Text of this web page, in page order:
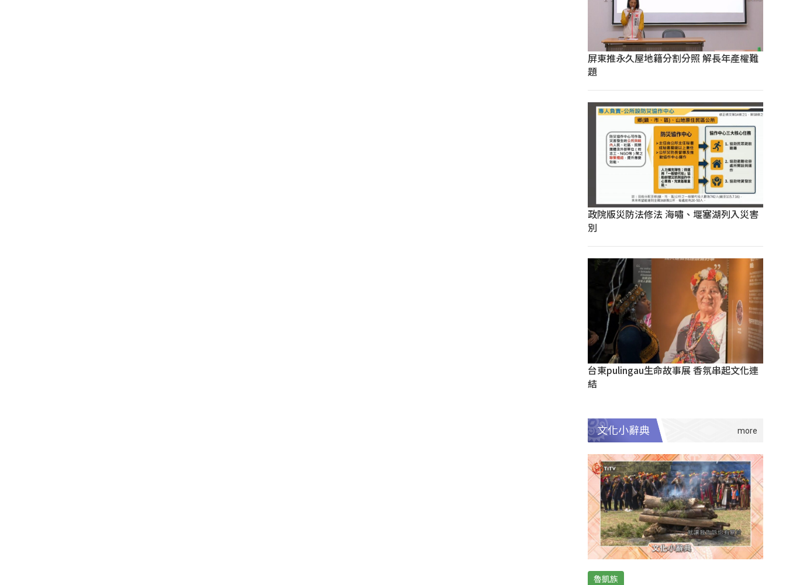
屏東推永久屋地籍分割分照 解長年產權難
題
政院版災防法修法 海嘯、堰塞湖列入災害
別
台東pulingau生命故事展 香氛串起文化連
結
文化小辭典
魯凱族